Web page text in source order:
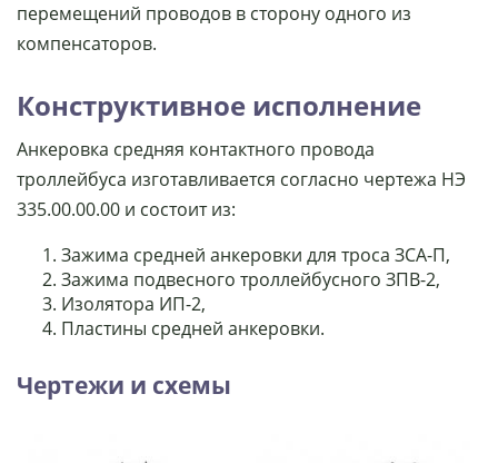
перемещений проводов в сторону одного из
компенсаторов.
Конструктивное исполнение
Анкеровка средняя контактного провода
троллейбуса изготавливается согласно чертежа НЭ
335.00.00.00 и состоит из:
Зажима средней анкеровки для троса ЗСА-П,
Зажима подвесного троллейбусного ЗПВ-2,
Изолятора ИП-2,
Пластины средней анкеровки.
Чертежи и схемы